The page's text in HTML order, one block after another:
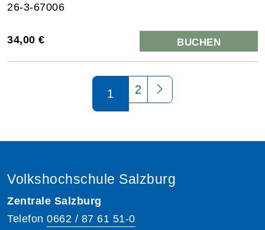
26-3-67006
34,00 € BUCHEN
1 2
Volkshochschule Salzburg
Zentrale Salzburg
Telefon 0662 / 87 61 51-0